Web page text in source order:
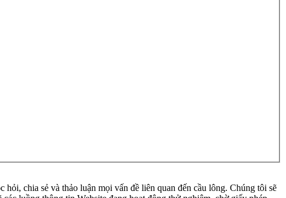
chia sẻ và thảo luận mọi vấn đề liên quan đến cầu lông. Chúng tôi sẽ